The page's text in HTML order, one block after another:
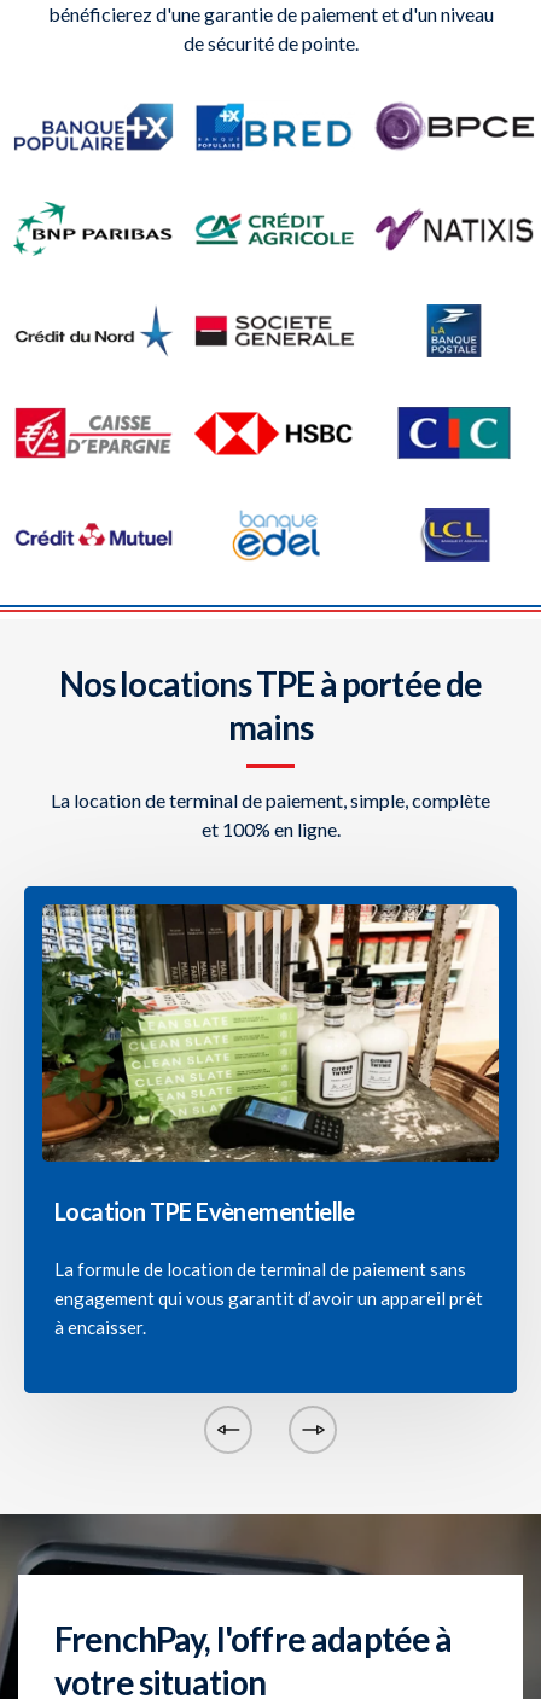
bénéficierez d'une garantie de paiement et d'un niveau
de sécurité de pointe.
Nos locations TPE à portée de
mains
La location de terminal de paiement, simple, complète
et 100% en ligne.
Location TPE Evènementielle
La formule de location de terminal de paiement sans
engagement qui vous garantit d’avoir un appareil prêt
à encaisser.
FrenchPay, l'offre adaptée à
votre situation